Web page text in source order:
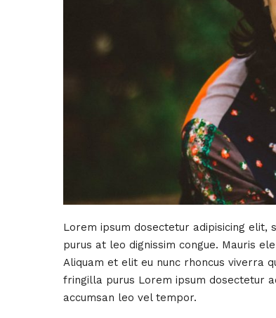
Lorem ipsum dosectetur adipisicing
purus at leo dignissim congue. Mauris
Aliquam et elit eu nunc rhoncus viverra
fringilla purus Lorem ipsum dosectetur
accumsan leo vel tempor.